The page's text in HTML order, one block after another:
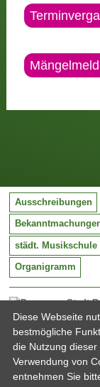
Stadt
32683
Tel:
Email:
Ausschreibungen
städt. Musikschule
Organigramm
Diese Webseite
bestmögliche
die Nutzung
Verwendung von
entnehmen Sie